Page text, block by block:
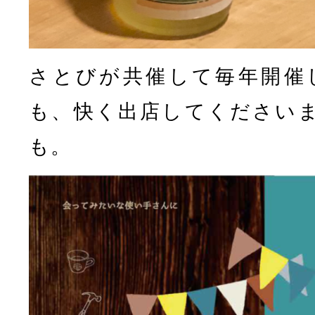
さとびが共催して毎年開催
も、快く出店してください
も。